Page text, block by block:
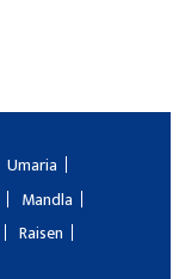
Umaria
Mandla
Raisen